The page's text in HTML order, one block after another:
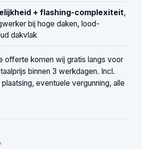
+ flashing-complexiteit,
bij hoge daken, lood-
dakvlak
offerte komen wij gratis langs voor
binnen 3 werkdagen. Incl.
eventuele vergunning, alle